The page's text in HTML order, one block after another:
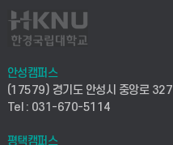
안성캠퍼스
(17579) 경기도 안성시 중앙로 327
Tel : 031-670-5114
평택캠퍼스